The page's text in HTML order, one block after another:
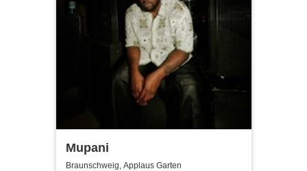
Mupani
Braunschweig, Applaus Garten